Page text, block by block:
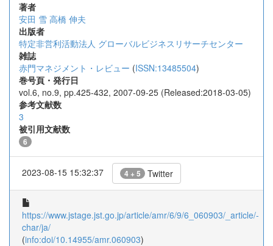
著者
安田 雪 高橋 伸夫
出版者
特定非営利活動法人 グローバルビジネスリサーチセンター
雑誌
赤門マネジメント・レビュー (ISSN:13485504)
巻号頁・発行日
vol.6, no.9, pp.425-432, 2007-09-25 (Released:2018-03-05)
参考文献数
3
被引用文献数
6
2023-08-15 15:32:37 4 + 5 Twitter
https://www.jstage.jst.go.jp/article/amr/6/9/6_060903/_article/-
char/ja/
(info:doi/10.14955/amr.060903)